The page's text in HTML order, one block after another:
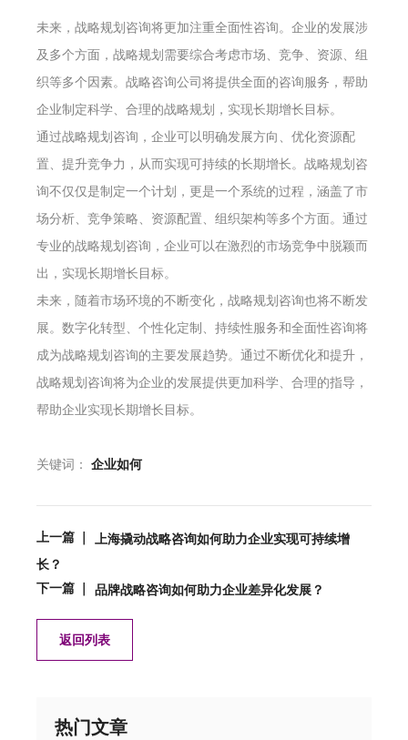
未来，战略规划咨询将更加注重全面性咨询。企业的发展涉
及多个方面，战略规划需要综合考虑市场、竞争、资源、组
织等多个因素。战略咨询公司将提供全面的咨询服务，帮助
企业制定科学、合理的战略规划，实现长期增长目标。
通过战略规划咨询，企业可以明确发展方向、优化资源配
置、提升竞争力，从而实现可持续的长期增长。战略规划咨
询不仅仅是制定一个计划，更是一个系统的过程，涵盖了市
场分析、竞争策略、资源配置、组织架构等多个方面。通过
专业的战略规划咨询，企业可以在激烈的市场竞争中脱颖而
出，实现长期增长目标。
未来，随着市场环境的不断变化，战略规划咨询也将不断发
展。数字化转型、个性化定制、持续性服务和全面性咨询将
成为战略规划咨询的主要发展趋势。通过不断优化和提升，
战略规划咨询将为企业的发展提供更加科学、合理的指导，
帮助企业实现长期增长目标。
关键词： 企业如何
上一篇 ｜
上海撬动战略咨询如何助力企业实现可持续增
长？
下一篇 ｜
品牌战略咨询如何助力企业差异化发展？
返回列表
热门文章